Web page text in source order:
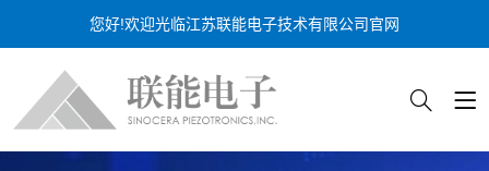
您好!欢迎光临江苏联能电子技术有限公司官网